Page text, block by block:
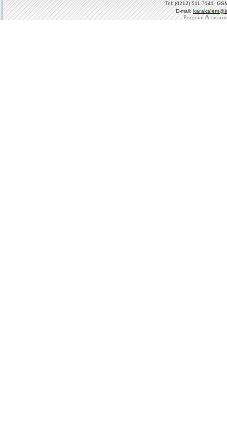
Tel: (0212) 511 7141
E-mail:
Program &